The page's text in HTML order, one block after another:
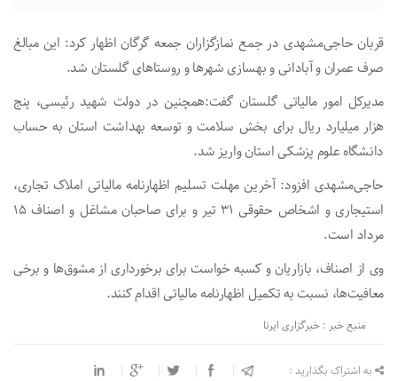
قربان حاجی‌مشهدی در جمع نمازگزاران جمعه گرگان اظهار کرد: این مبالغ
صرف عمران و آبادانی و بهسازی شهرها و روستاهای گلستان شد.
مدیرکل امور مالیاتی گلستان گفت:همچنین در دولت شهید رئیسی، پنج
هزار میلیارد ریال برای بخش سلامت و توسعه بهداشت استان به حساب
دانشگاه علوم پزشکی استان واریز شد.
حاجی‌مشهدی افزود: آخرین مهلت تسلیم اظهارنامه مالیاتی املاک تجاری،
استیجاری و اشخاص حقوقی ۳۱ تیر و برای صاحبان مشاغل و اصناف ۱۵
مرداد است.
وی از اصناف، بازاریان و کسبه خواست برای برخورداری از مشوق‌ها و برخی
معافیت‌ها، نسبت به تکمیل اظهارنامه مالیاتی اقدام کنند.
منبع خبر : خبرگزاری ایرنا
به اشتراک بگذارید :